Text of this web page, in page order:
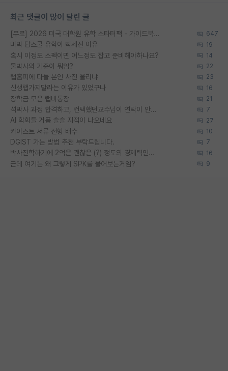
최근 댓글이 많이 달린 글
[무료] 2026 미국 대학원 유학 스타터팩 - 가이드북 & 합격자 컨택메일 템플릿 647
미박 탑스쿨 유학이 빡세진 이유 19
혹시 이정도 스펙이면 어느정도 잡고 준비해야하나요? 14
물박사의 기준이 뭐임? 22
랩홈피에 다들 본인 사진 올리냐 23
신생랩가지말라는 이유가 있었구나 16
장학금 모은 랩비통장 21
석박사 과정 합격하고, 컨택했던교수님이 연락이 안됩니다... 7
AI 학회들 거품 슬슬 지적이 나오네요 27
카이스트 서류 전형 배수 10
DGIST 가는 방법 추천 부탁드립니다. 7
박사진학하기에 2억은 괜찮은 (?) 정도의 경제력인가요 16
근데 여기는 왜 그렇게 SPK를 물어보는거임? 9